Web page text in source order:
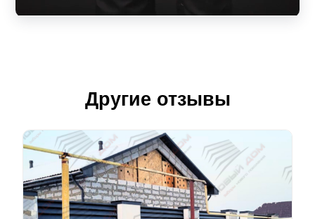
Другие отзывы